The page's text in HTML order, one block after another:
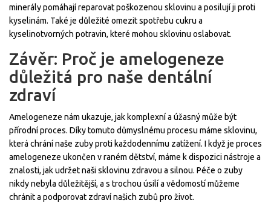
minerály pomáhají reparovat poškozenou sklovinu a posilují ji proti
kyselinám. Také je důležité omezit spotřebu cukru a
kyselinotvorných potravin, které mohou sklovinu oslabovat.
Závěr: Proč je amelogeneze
důležitá pro naše dentální
zdraví
Amelogeneze nám ukazuje, jak komplexní a úžasný může být
přírodní proces. Díky tomuto důmyslnému procesu máme sklovinu,
která chrání naše zuby proti každodennímu zatížení. I když je proces
amelogeneze ukončen v raném dětství, máme k dispozici nástroje a
znalosti, jak udržet naši sklovinu zdravou a silnou. Péče o zuby
nikdy nebyla důležitější, a s trochou úsilí a vědomostí můžeme
chránit a podporovat zdraví našich zubů pro život.